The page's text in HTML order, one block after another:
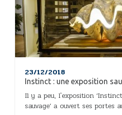
23/12/2018
Instinct : une exposition
Il y a peu, l'exposition
sauvage’ a ouvert ses portes